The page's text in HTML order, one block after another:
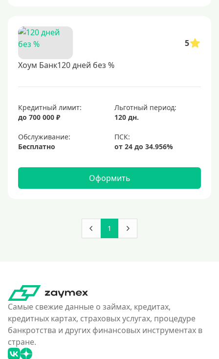
5
Хоум Банк120 дней без %
Кредитный лимит:
до 700 000 ₽
Льготный период:
120 дн.
Обслуживание:
Бесплатно
Оформить
1
Самые свежие данные о займах, кредитах,
кредитных картах, страховых услугах, процедуре
банкротства и других финансовых инструментах в
стране.